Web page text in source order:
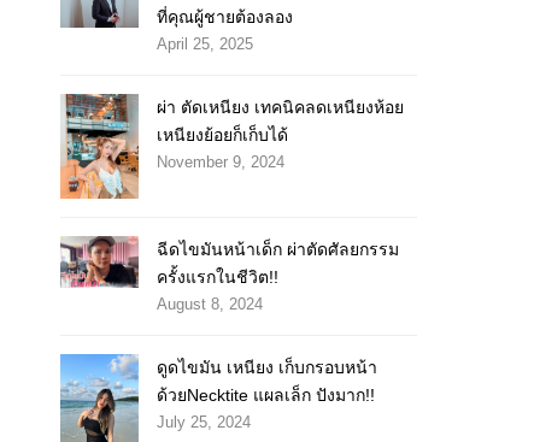
ที่คุณผู้ชายต้องลอง
April 25, 2025
ผ่า ตัดเหนียง เทคนิคลดเหนียงห้อย
เหนียงย้อยก็เก็บได้
November 9, 2024
ฉีดไขมันหน้าเด็ก ผ่าตัดศัลยกรรม
ครั้งแรกในชีวิต!!
August 8, 2024
ดูดไขมัน เหนียง เก็บกรอบหน้า
ด้วยNecktite แผลเล็ก ปังมาก!!
July 25, 2024